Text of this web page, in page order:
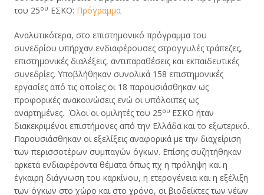
του 25ου ΕΣΚΟ: Πρόγραμμα
Αναλυτικότερα, στο επιστημονικό πρόγραμμα του
συνεδρίου υπήρχαν ενδιαφέρουσες στρογγυλές τράπεζες,
επιστημονικές διαλέξεις, αντιπαραθέσεις και εκπαιδευτικές
συνεδρίες. Υποβλήθηκαν συνολικά 158 επιστημονικές
εργασίες από τις οποίες οι 18 παρουσιάσθηκαν ως
προφορικές ανακοινώσεις ενώ οι υπόλοιπες ως
αναρτημένες. Όλοι οι ομιλητές του 25ου ΕΣΚΟ ήταν
διακεκριμένοι επιστήμονες από την Ελλάδα και το εξωτερικό.
Παρουσιάσθηκαν οι εξελίξεις αναφορικά με την διαχείριση
των περισσοτέρων συμπαγών όγκων. Επίσης συζητήθηκαν
αρκετά ενδιαφέροντα θέματα όπως πχ η πρόληψη και η
έγκαιρη διάγνωση του καρκίνου, η ετερογένεια και η εξέλιξη
των όγκων στο χώρο και στο χρόνο, οι βιοδείκτες των νέων